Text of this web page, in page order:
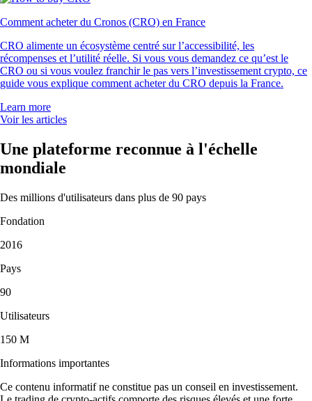
Comment acheter du Cronos (CRO) en France
CRO alimente un écosystème centré sur l’accessibilité, les
récompenses et l’utilité réelle. Si vous vous demandez ce qu’est le
CRO ou si vous voulez franchir le pas vers l’investissement crypto, ce
guide vous explique comment acheter du CRO depuis la France.
Learn more
Voir les articles
Une plateforme reconnue à l'échelle
mondiale
Des millions d'utilisateurs dans plus de 90 pays
Fondation
2016
Pays
90
Utilisateurs
150 M
Informations importantes
Ce contenu informatif ne constitue pas un conseil en investissement.